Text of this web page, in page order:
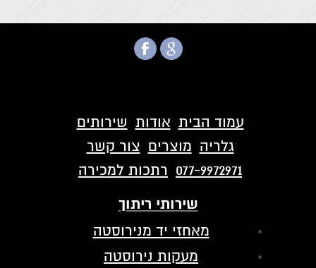
עמוד הבית אודות שירותים
גלריה מוצרים צור קשר
077-9972971 רתכות למכירה
שירותי ריתוך
מאחזי יד מנירוסטה
מעקות נירוסטה